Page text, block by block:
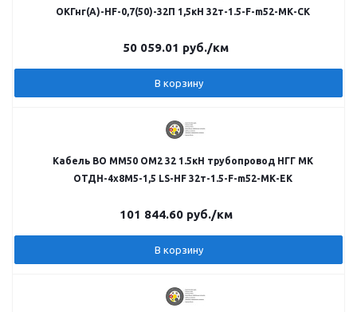
ОКГнг(А)-HF-0,7(50)-32П 1,5кН 32т-1.5-F-m52-МК-СК
50 059.01 руб./км
В корзину
Кабель ВО MM50 OM2 32 1.5кН трубопровод НГГ МК
ОТДН-4х8М5-1,5 LS-HF 32т-1.5-F-m52-МК-ЕК
101 844.60руб./км
В корзину